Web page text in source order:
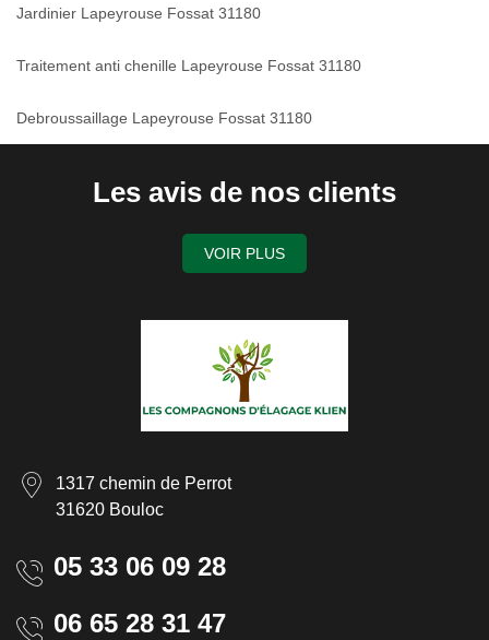
Jardinier Lapeyrouse Fossat 31180
Traitement anti chenille Lapeyrouse Fossat 31180
Debroussaillage Lapeyrouse Fossat 31180
Les avis de nos clients
VOIR PLUS
1317 chemin de Perrot
31620 Bouloc
05 33 06 09 28
06 65 28 31 47